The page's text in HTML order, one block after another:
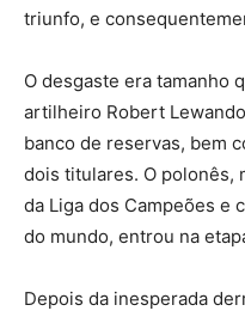
triunfo, e
O desgaste era tamanho
artilheiro Robert
banco de reservas, bem
dois titulares. O polonês,
da Liga dos Campeões e
do mundo, entrou na
Depois da inesperada